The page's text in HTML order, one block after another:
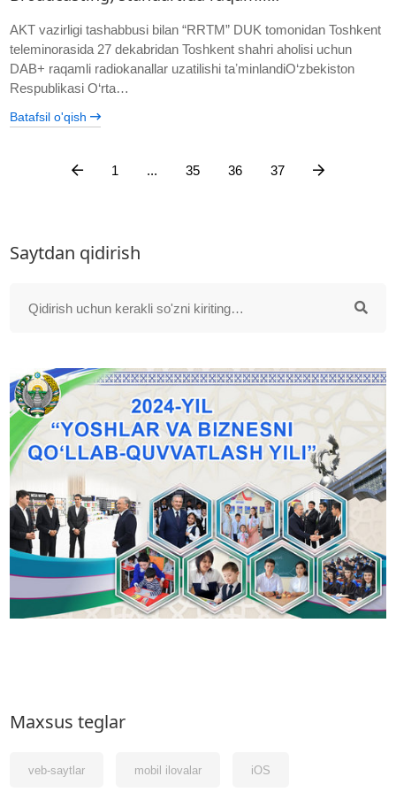
Saytdan qidirish
Maxsus teglar
veb-saytlar mobil ilovalar iOS
AKT vazirligi tashabbusi bilan “RRTM” DUK tomonidan Toshkent
teleminorasida 27 dekabridan Toshkent shahri aholisi uchun
DAB+ raqamli radiokanallar uzatilishi taʼminlandiO‘zbekiston
Respublikasi O‘rta…
Batafsil o'qish
1 ... 35 36 37